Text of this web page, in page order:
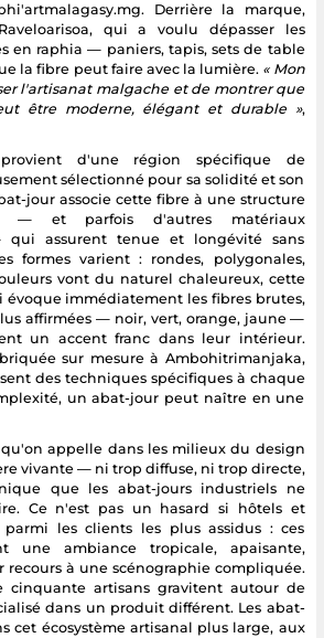
Derrière la marque,
qui a voulu dépasser les
en raphia — paniers, tapis, sets de table
la fibre peut faire avec la lumière. « Mon
l'artisanat malgache et de montrer que
être moderne, élégant et durable »,
d'une région spécifique de
sélectionné pour sa solidité et son
jour associe cette fibre à une structure
— et parfois d'autres matériaux
qui assurent tenue et longévité sans
formes varient : rondes, polygonales,
vont du naturel chaleureux, cette
immédiatement les fibres brutes,
affirmées — noir, vert, orange, jaune —
un accent franc dans leur intérieur.
sur mesure à Ambohitrimanjaka,
des techniques spécifiques à chaque
un abat-jour peut naître en une
appelle dans les milieux du design
vivante — ni trop diffuse, ni trop directe,
que les abat-jours industriels ne
Ce n'est pas un hasard si hôtels et
parmi les clients les plus assidus : ces
une ambiance tropicale, apaisante,
recours à une scénographie compliquée.
cinquante artisans gravitent autour de
dans un produit différent. Les abat-
cet écosystème artisanal plus large, aux